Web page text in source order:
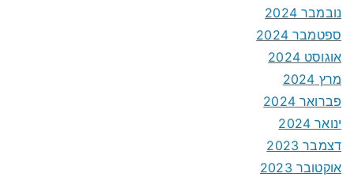
נובמבר 2024
ספטמבר 2024
אוגוסט 2024
מרץ 2024
פברואר 2024
ינואר 2024
דצמבר 2023
אוקטובר 2023